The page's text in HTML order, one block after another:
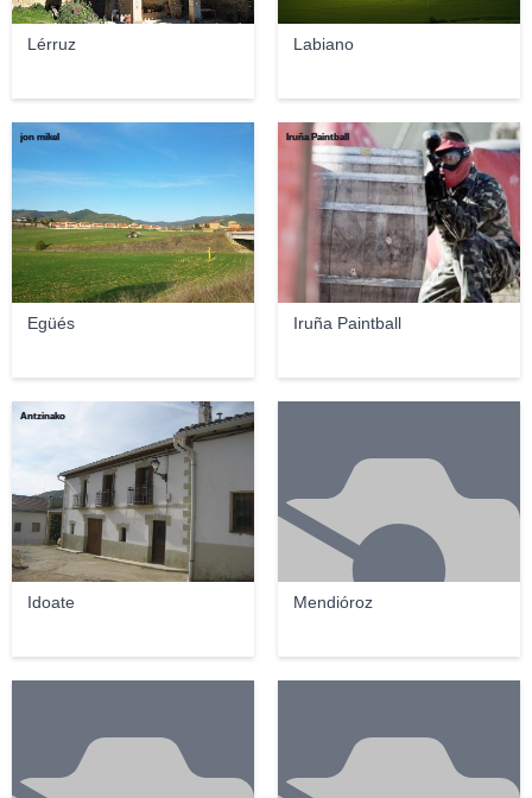
Lérruz Labiano
Egüés
jon mikel
Iruña Paintball
Iruña Paintball
Idoate
Antzinako
Mendióroz